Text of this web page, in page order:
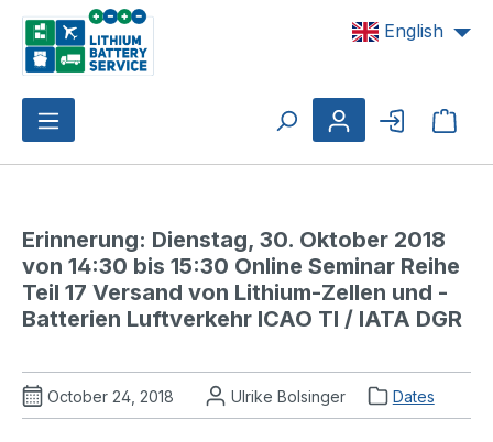
Skip to main content English
Erinnerung: Dienstag, 30. Oktober 2018
von 14:30 bis 15:30 Online Seminar Reihe
Teil 17 Versand von Lithium-Zellen und -
Batterien Luftverkehr ICAO TI / IATA DGR
October 24, 2018 Ulrike Bolsinger Dates